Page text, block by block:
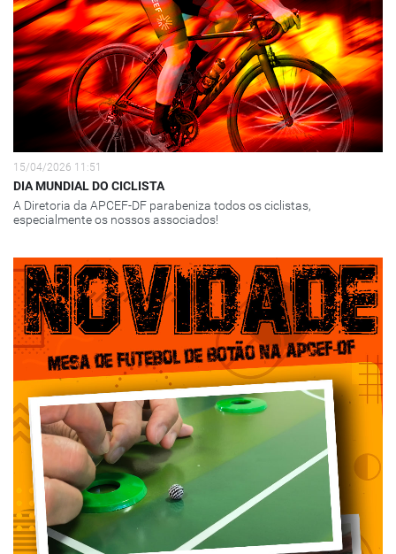
15/04/2026 11:51
DIA MUNDIAL DO CICLISTA
A Diretoria da APCEF-DF parabeniza todos os ciclistas,
especialmente os nossos associados!